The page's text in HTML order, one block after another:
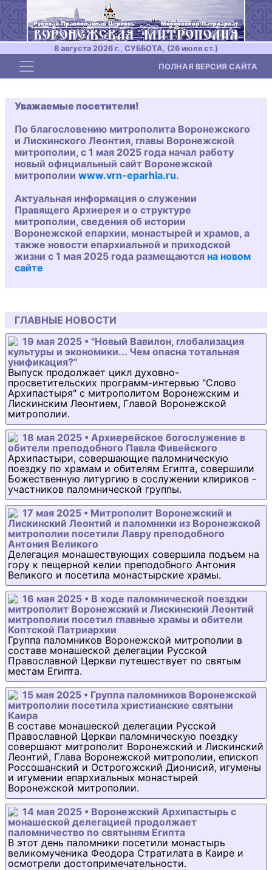
8 августа 2026 г., СУББОТА, (26 июля ст.)
Toggle navigation ПОЛНАЯ ВЕРСИЯ САЙТА
Уважаемые посетители!
По благословению митрополита Воронежского
и Лискинского Леонтия, главы Воронежской
митрополии, с 1 мая 2025 года начал работу
новый официальный сайт Воронежской
митрополии www.vrn-eparhia.ru.
Актуальная информация о служении
Правящего Архиерея и о структуре
митрополии, сведения об истории
Воронежской епархии, монастырей и храмов, а
также новости епархиальной и приходской
жизни с 1 мая 2025 года размещаются на новом
сайте
ГЛАВНЫЕ НОВОСТИ
19 мая 2025 • "Новый Вавилон, глобализация
культуры и экономики... Чем опасна тотальная
унификация?"
Выпуск продолжает цикл духовно-
просветительских программ-интервью "Слово
Архипастыря" с митрополитом Воронежским и
Лискинским Леонтием, Главой Воронежской
митрополии.
18 мая 2025 • Архиерейское богослужение в
обители преподобного Павла Фивейского
Архипастыри, совершающие паломническую
поездку по храмам и обителям Египта, совершили
Божественную литургию в сослужении клириков -
участников паломнической группы.
17 мая 2025 • Митрополит Воронежский и
Лискинский Леонтий и паломники из Воронежской
митрополии посетили Лавру преподобного
Антония Великого
Делегация монашествующих совершила подъем на
гору к пещерной келии преподобного Антония
Великого и посетила монастырские храмы.
16 мая 2025 • В ходе паломнической поездки
митрополит Воронежский и Лискинский Леонтий
митрополии посетил главные храмы и обители
Коптской Патриархии
Группа паломников Воронежской митрополии в
составе монашеской делегации Русской
Православной Церкви путешествует по святым
местам Египта.
15 мая 2025 • Группа паломников Воронежской
митрополии посетила христианские святыни
Каира
В составе монашеской делегации Русской
Православной Церкви паломническую поездку
совершают митрополит Воронежский и Лискинский
Леонтий, Глава Воронежской митрополии, епископ
Россошанский и Острогожский Дионисий, игумены
и игумении епархиальных монастырей
Воронежской митрополии.
14 мая 2025 • Воронежский Архипастырь с
монашеской делегацией продолжает
паломничество по святыням Египта
В этот день паломники посетили монастырь
великомученика Феодора Стратилата в Каире и
осмотрели достопримечательности.